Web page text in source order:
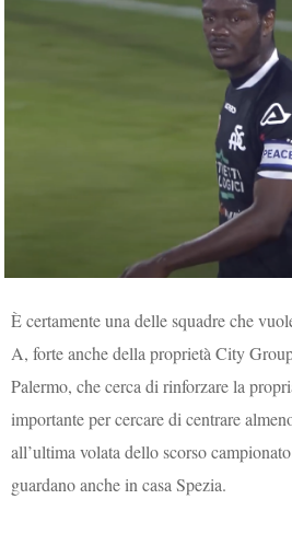
È certamente una delle squadre che
A, forte anche della proprietà City
Palermo, che cerca di rinforzare la
importante per cercare di centrare
all’ultima volata dello scorso
guardano anche in casa Spezia.